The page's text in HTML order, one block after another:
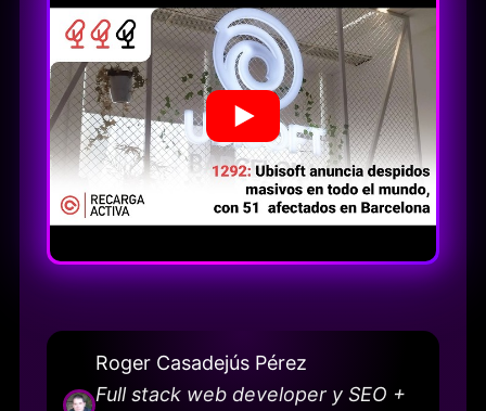
Roger Casadejús Pérez
Full stack web developer y SEO +